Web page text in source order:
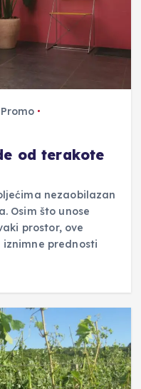
Promo
od terakote
nezaobilazan
Osim što unose
prostor, ove
iznimne prednosti